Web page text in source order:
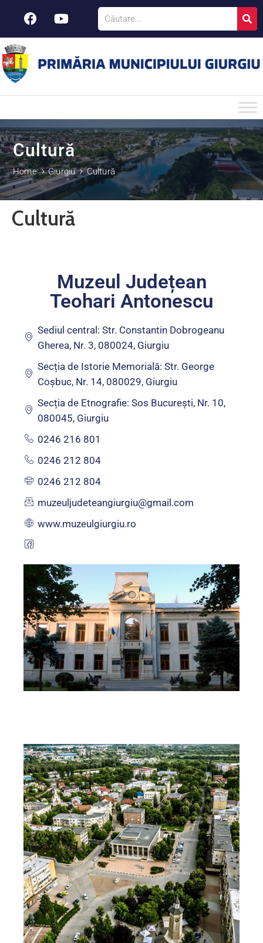
Cultură
Home Giurgiu Cultură
Cultură
Muzeul Județean
Teohari Antonescu
Sediul central: Str. Constantin Dobrogeanu
Gherea, Nr. 3, 080024, Giurgiu
Secția de Istorie Memorială: Str. George
Coșbuc, Nr. 14, 080029, Giurgiu
Secția de Etnografie: Sos București, Nr. 10,
080045, Giurgiu
0246 216 801
0246 212 804
0246 212 804
muzeuljudeteangiurgiu@gmail.com
www.muzeulgiurgiu.ro